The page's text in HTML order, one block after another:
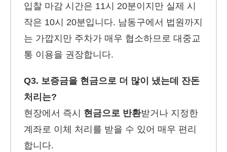
입찰 마감 시간은 11시 20분이지만 실제 시
작은 10시 20분입니다. 남동구에서 법원까지
는 가깝지만 주차가 매우 협소하므로 대중교
통 이용을 권장합니다.
Q3. 보증금을 현금으로 더 많이 냈는데 잔돈
처리는?
현장에서 즉시 현금으로 반환받거나 지정한
계좌로 이체 처리를 받을 수 있어 매우 편리
합니다.